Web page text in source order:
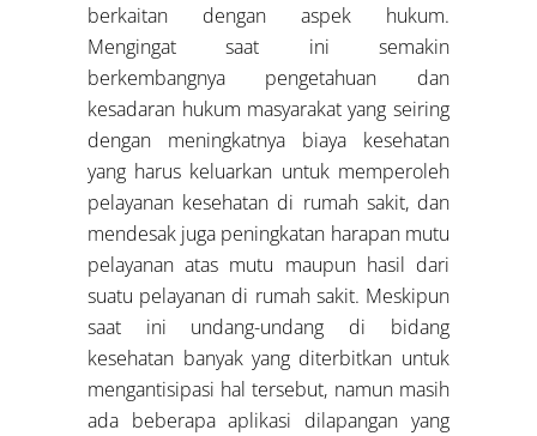
berkaitan dengan aspek hukum.
Mengingat saat ini semakin
berkembangnya pengetahuan dan
kesadaran hukum masyarakat yang seiring
dengan meningkatnya biaya kesehatan
yang harus keluarkan untuk memperoleh
pelayanan kesehatan di rumah sakit, dan
mendesak juga peningkatan harapan mutu
pelayanan atas mutu maupun hasil dari
suatu pelayanan di rumah sakit. Meskipun
saat ini undang-undang di bidang
kesehatan banyak yang diterbitkan untuk
mengantisipasi hal tersebut, namun masih
ada beberapa aplikasi dilapangan yang